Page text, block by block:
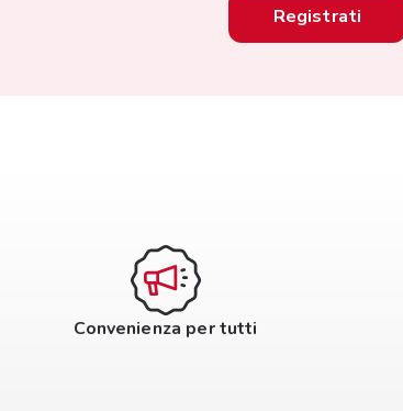
Registrati
Convenienza per tutti